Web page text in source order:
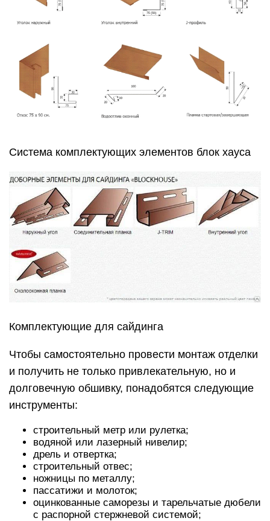
Система комплектующих элементов блок хауса
Комплектующие для сайдинга
Чтобы самостоятельно провести монтаж отделки
и получить не только привлекательную, но и
долговечную обшивку, понадобятся следующие
инструменты:
строительный метр или рулетка;
водяной или лазерный нивелир;
дрель и отвертка;
строительный отвес;
ножницы по металлу;
пассатижи и молоток;
оцинкованные саморезы и тарельчатые дюбели
с распорной стержневой системой;